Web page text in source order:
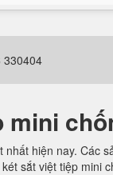
330404
mini
hiện nay. Các
sắt việt tiệp mini